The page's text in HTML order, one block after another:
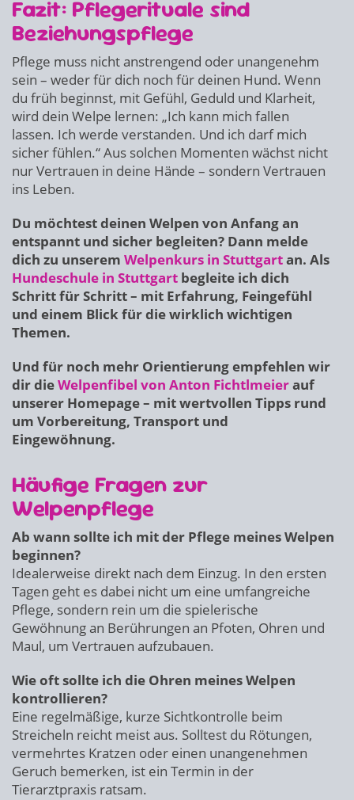
Fazit: Pflegerituale sind
Beziehungspflege
Pflege muss nicht anstrengend oder unangenehm
sein – weder für dich noch für deinen Hund. Wenn
du früh beginnst, mit Gefühl, Geduld und Klarheit,
wird dein Welpe lernen: „Ich kann mich fallen
lassen. Ich werde verstanden. Und ich darf mich
sicher fühlen.“ Aus solchen Momenten wächst nicht
nur Vertrauen in deine Hände – sondern Vertrauen
ins Leben.
Du möchtest deinen Welpen von Anfang an
entspannt und sicher begleiten? Dann melde
dich zu unserem Welpenkurs in Stuttgartan. Als
Hundeschule in Stuttgart begleite ich dich
Schritt für Schritt – mit Erfahrung, Feingefühl
und einem Blick für die wirklich wichtigen
Themen.
Und für noch mehr Orientierung empfehlen wir
dir dieWelpenfibel von Anton Fichtlmeierauf
unserer Homepage – mit wertvollen Tipps rund
um Vorbereitung, Transport und
Eingewöhnung.
Häufige Fragen zur
Welpenpflege
Ab wann sollte ich mit der Pflege meines Welpen
beginnen?
Idealerweise direkt nach dem Einzug. In den ersten
Tagen geht es dabei nicht um eine umfangreiche
Pflege, sondern rein um die spielerische
Gewöhnung an Berührungen an Pfoten, Ohren und
Maul, um Vertrauen aufzubauen.
Wie oft sollte ich die Ohren meines Welpen
kontrollieren?
Eine regelmäßige, kurze Sichtkontrolle beim
Streicheln reicht meist aus. Solltest du Rötungen,
vermehrtes Kratzen oder einen unangenehmen
Geruch bemerken, ist ein Termin in der
Tierarztpraxis ratsam.